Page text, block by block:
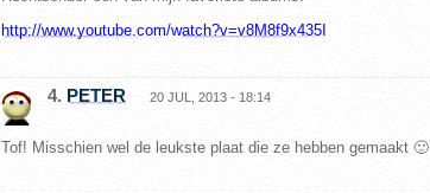
http://www.youtube.com/watch?v=v8M8f9x435I
4. PETER 20 JUL, 2013 - 18:14
Tof! Misschien wel de leukste plaat die ze hebben gemaakt 🙂